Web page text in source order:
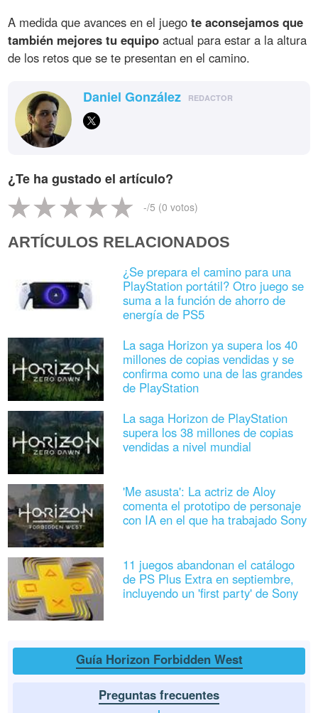
A medida que avances en el juegote aconsejamos que
también mejores tu equipo actual para estar a la altura
de los retos que se te presentan en el camino.
Daniel González REDACTOR
¿Te ha gustado el artículo?
-/5 (0 votos)
ARTÍCULOS RELACIONADOS
¿Se prepara el camino para una
PlayStation portátil? Otro juego se
suma a la función de ahorro de
energía de PS5
La saga Horizon ya supera los 40
millones de copias vendidas y se
confirma como una de las grandes
de PlayStation
La saga Horizon de PlayStation
supera los 38 millones de copias
vendidas a nivel mundial
'Me asusta': La actriz de Aloy
comenta el prototipo de personaje
con IA en el que ha trabajado Sony
11 juegos abandonan el catálogo
de PS Plus Extra en septiembre,
incluyendo un 'first party' de Sony
Guía Horizon Forbidden West
Preguntas frecuentes